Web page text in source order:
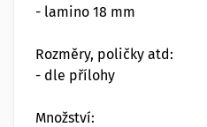
- lamino 18 mm
Rozměry, poličky atd:
- dle přílohy
Množství: